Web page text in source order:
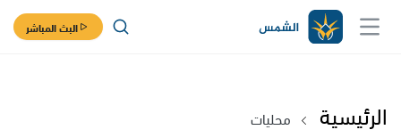
البث المباشر
الرئيسية محليات